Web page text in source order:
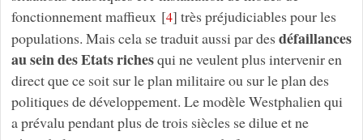
fonctionnement maffieux [4] très préjudiciables pour les
populations. Mais cela se traduit aussi par des défaillances
au sein des Etats richesqui ne veulent plus intervenir en
direct que ce soit sur le plan militaire ou sur le plan des
politiques de développement. Le modèle Westphalien qui
a prévalu pendant plus de trois siècles se dilue et ne